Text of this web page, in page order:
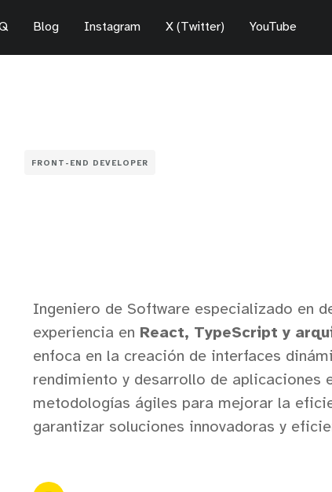
Blog Instagram X (Twitter) YouTube
FRONT-END DEVELOPER
Ingeniero de Software especializado en
experiencia en React, TypeScript y
enfoca en la creación de interfaces
rendimiento y desarrollo de aplicaciones
metodologías ágiles para mejorar la
garantizar soluciones innovadoras y